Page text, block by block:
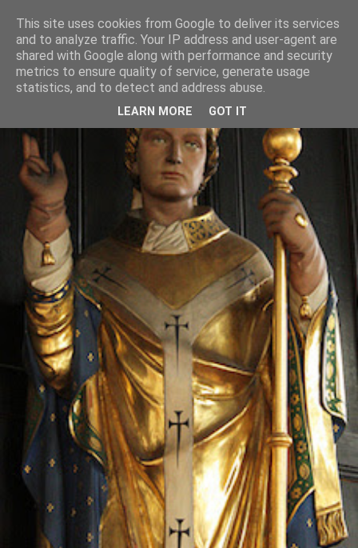
This site uses cookies from Google to deliver its services
and to analyze traffic. Your IP address and user-agent are
shared with Google along with performance and security
metrics to ensure quality of service, generate usage
statistics, and to detect and address abuse.
LEARN MORE GOT IT